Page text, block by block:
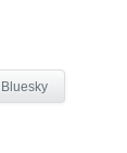
Bluesky